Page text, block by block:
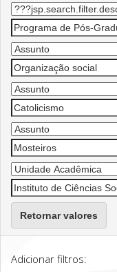
Retornar valores
Adicionar filtros: